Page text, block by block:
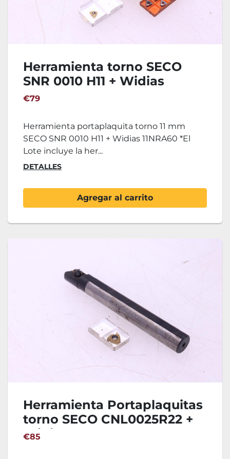
Herramienta torno SECO
SNR 0010 H11 + Widias
11NRA60
€79
Herramienta portaplaquita torno 11 mm
SECO SNR 0010 H11 + Widias 11NRA60 *El
Lote incluye la her...
DETALLES
Agregar al carrito
Herramienta Portaplaquitas
torno SECO CNL0025R22 +
Widias 22NL4.0ISO
€85